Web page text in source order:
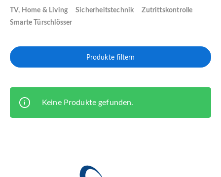
TV, Home & Living Sicherheitstechnik
Zutrittskontrolle
Smarte Türschlösser
Produkte filtern
Keine Produkte gefunden.